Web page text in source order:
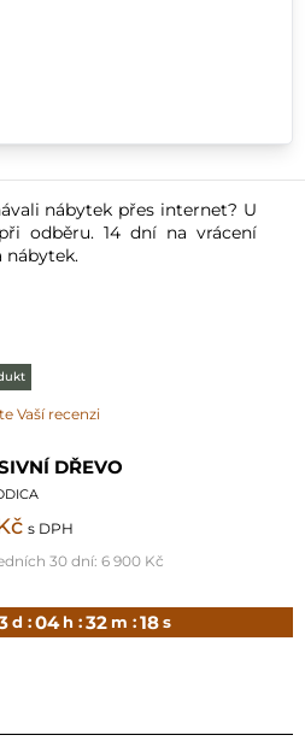
nábytek přes internet? U
odběru. 14 dní na vrácení
nábytek.
Vaší recenzi
DŘEVO
s DPH
30 dní: 6 900 Kč
d : 04 h : 32 m : 17 s